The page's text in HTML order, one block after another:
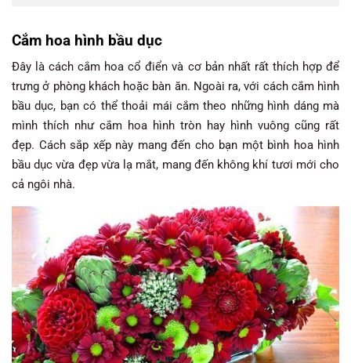
Cắm hoa hình bầu dục
Đây là cách cắm hoa cổ điển và cơ bản nhất rất thích hợp để
trưng ở phòng khách hoặc bàn ăn. Ngoài ra, với cách cắm hình
bầu dục, bạn có thể thoải mái cắm theo những hình dáng mà
mình thích như cắm hoa hình tròn hay hình vuông cũng rất
đẹp. Cách sắp xếp này mang đến cho bạn một bình hoa hình
bầu dục vừa đẹp vừa lạ mắt, mang đến không khí tươi mới cho
cả ngôi nhà.